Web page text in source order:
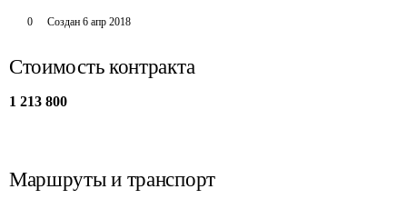
0 Создан 6 апр 2018
Стоимость контракта
1 213 800
Маршруты и транспорт